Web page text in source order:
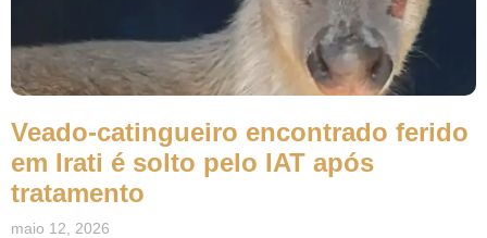
Veado-catingueiro encontrado ferido
em Irati é solto pelo IAT após
tratamento
maio 12, 2026